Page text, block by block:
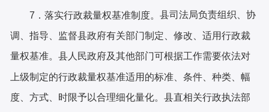
7．落实行政裁量权基准制度。县司法局负责组织、协
调、指导、监督县政府有关部门制定、修改、适用行政裁
量权基准。县人民政府及其他部门可根据工作需要依法对
上级制定的行政裁量权基准适用的标准、条件、种类、幅
度、方式、时限予以合理细化量化。县直相关行政执法部